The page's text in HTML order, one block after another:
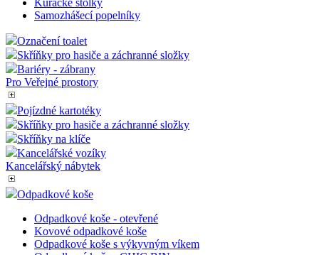
Řečnický pult
Plastové popelnice
Kuřácké Popelníky
Stojanové popelníky
Nástěnné popelníky
Samozhášecí popelníky
Označení toalet
Skříňky pro hasiče a záchranné složky
Bariéry - zábrany
Pro Veřejné prostory
Skříňky pro hasiče a záchranné složky
Skříňky na klíče
Kancelářské vozíky